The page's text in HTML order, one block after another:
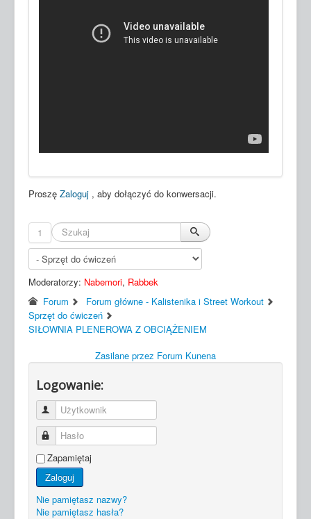
Proszę Zaloguj , aby dołączyć do konwersacji.
1
Moderatorzy: Nabemori, Rabbek
Forum
Forum główne - Kalistenika i Street Workout
Sprzęt do ćwiczeń
SIŁOWNIA PLENEROWA Z OBCIĄŻENIEM
Zasilane przez Forum Kunena
Logowanie:
Użytkownik
Hasło
Zapamiętaj
Zaloguj
Nie pamiętasz nazwy?
Nie pamiętasz hasła?